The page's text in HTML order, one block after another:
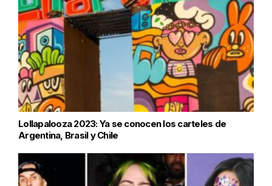
Lollapalooza 2023: Ya se conocen los carteles de
Argentina, Brasil y Chile